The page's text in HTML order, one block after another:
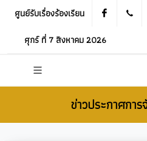
ศูนย์รับเรื่องร้องเรียน Facebook
ศุกร์ ที่ 7 สิงหาคม 2026
ข่าวประกาศกา